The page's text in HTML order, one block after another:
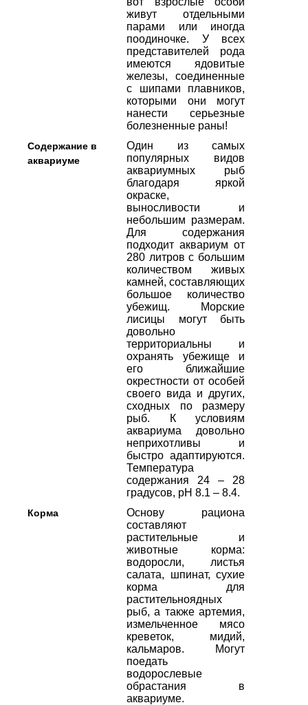
живут отдельными
парами или иногда
поодиночке. У всех
представителей рода
имеются ядовитые
железы, соединенные
с шипами плавников,
которыми они могут
нанести серьезные
болезненные раны!
Содержание в
аквариуме
Один из самых
популярных видов
аквариумных рыб
благодаря яркой
окраске,
выносливости и
небольшим размерам.
Для содержания
подходит аквариум от
280 литров с большим
количеством живых
камней, составляющих
большое количество
убежищ. Морские
лисицы могут быть
довольно
территориальны и
охранять убежище и
его ближайшие
окрестности от особей
своего вида и других,
сходных по размеру
рыб. К условиям
аквариума довольно
неприхотливы и
быстро адаптируются.
Температура
содержания 24 – 28
градусов, pH 8.1 – 8.4.
Корма
Основу рациона
составляют
растительные и
животные корма:
водоросли, листья
салата, шпинат, сухие
корма для
растительноядных
рыб, а также артемия,
измельченное мясо
креветок, мидий,
кальмаров. Могут
поедать
водорослевые
обрастания в
аквариуме.